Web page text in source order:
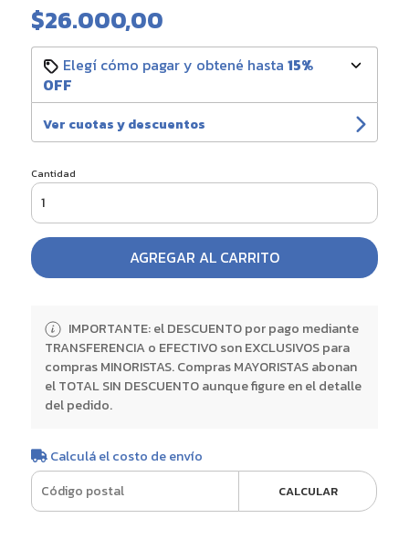
$26.000,00
Elegí cómo pagar y obtené hasta 15%
OFF
Ver cuotas y descuentos
Cantidad
AGREGAR AL CARRITO
IMPORTANTE: el DESCUENTO por pago mediante
TRANSFERENCIA o EFECTIVO son EXCLUSIVOS para
compras MINORISTAS. Compras MAYORISTAS abonan
el TOTAL SIN DESCUENTO aunque figure en el detalle
del pedido.
Calculá el costo de envío
CALCULAR